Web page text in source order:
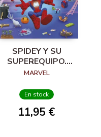
SPIDEY Y SU
SUPEREQUIPO.
¿DÓNDE ESTÁ
MARVEL
En stock
11,95 €